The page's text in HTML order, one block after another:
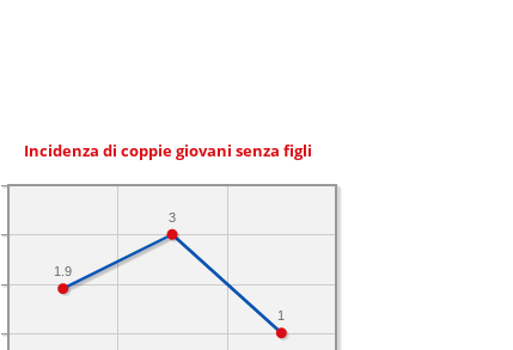
Incidenza di coppie giovani senza figli
1
3
1.9